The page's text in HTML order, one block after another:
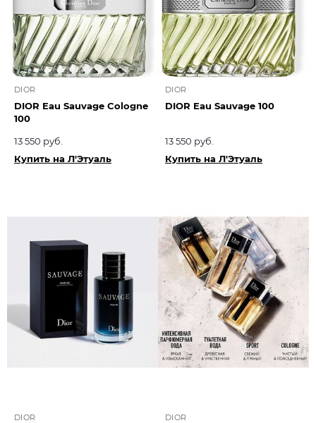
DIOR
DIOR Eau Sauvage Cologne
100
13 550 руб.
Купить на Л'Этуаль
DIOR
DIOR Eau Sauvage 100
13 550 руб.
Купить на Л'Этуаль
DIOR DIOR